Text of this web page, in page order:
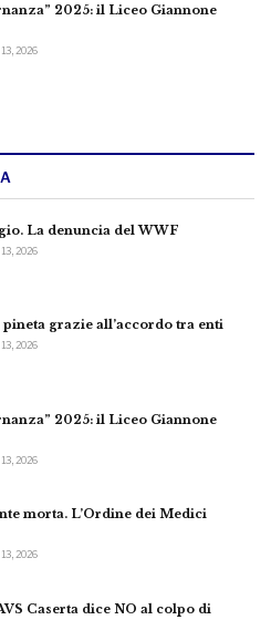
2025: il Liceo Giannone
2026
La denuncia del WWF
2026
grazie all’accordo tra enti
2026
2025: il Liceo Giannone
2026
morta. L’Ordine dei Medici
2026
Caserta dice NO al colpo di